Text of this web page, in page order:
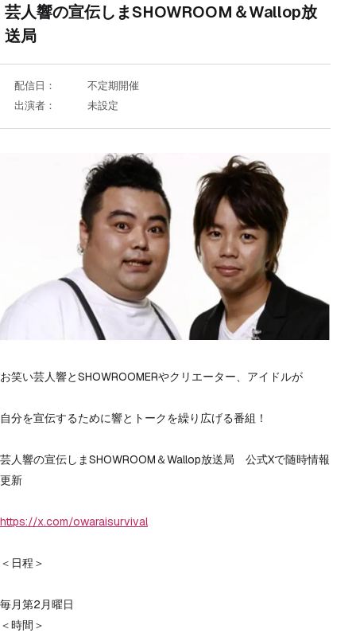
芸人響の宣伝しまSHOWROOM＆Wallop放
送局
配信日：
不定期開催
出演者：
未設定
お笑い芸人響とSHOWROOMERやクリエーター、アイドルが
自分を宣伝するために響とトークを繰り広げる番組！
芸人響の宣伝しまSHOWROOM＆Wallop放送局　公式Xで随時情報
更新
https://x.com/owaraisurvival
＜日程＞
毎月第2月曜日
＜時間＞